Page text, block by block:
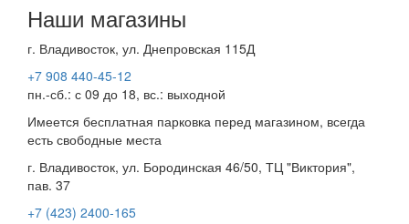
Наши магазины
г. Владивосток, ул. Днепровская 115Д
+7 908 440-45-12
пн.-сб.: с 09 до 18, вс.: выходной
Имеется бесплатная парковка перед магазином, всегда
есть свободные места
г. Владивосток, ул. Бородинская 46/50, ТЦ "Виктория",
пав. 37
+7 (423) 2400-165